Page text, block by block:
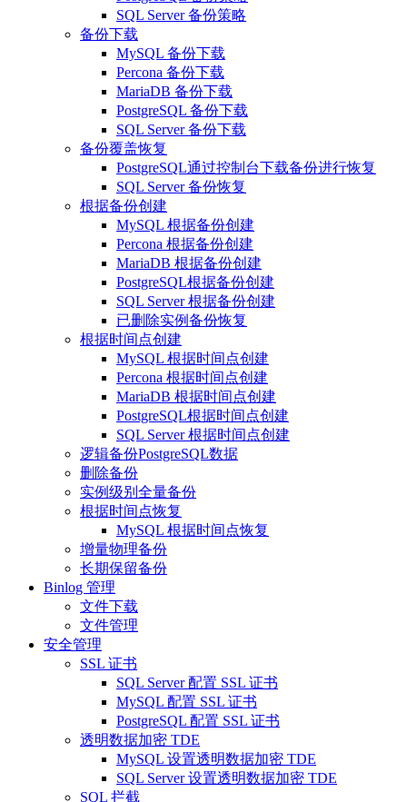
SQL Server 备份策略
备份下载
MySQL 备份下载
Percona 备份下载
MariaDB 备份下载
PostgreSQL 备份下载
SQL Server 备份下载
备份覆盖恢复
PostgreSQL通过控制台下载备份进行恢复
SQL Server 备份恢复
根据备份创建
MySQL 根据备份创建
Percona 根据备份创建
MariaDB 根据备份创建
PostgreSQL根据备份创建
SQL Server 根据备份创建
已删除实例备份恢复
根据时间点创建
MySQL 根据时间点创建
Percona 根据时间点创建
MariaDB 根据时间点创建
PostgreSQL根据时间点创建
SQL Server 根据时间点创建
逻辑备份PostgreSQL数据
删除备份
实例级别全量备份
根据时间点恢复
MySQL 根据时间点恢复
增量物理备份
长期保留备份
Binlog 管理
文件下载
文件管理
安全管理
SSL 证书
SQL Server 配置 SSL 证书
MySQL 配置 SSL 证书
PostgreSQL 配置 SSL 证书
透明数据加密 TDE
MySQL 设置透明数据加密 TDE
SQL Server 设置透明数据加密 TDE
SQL 拦截